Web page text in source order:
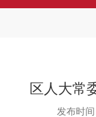
区人大常
发布时